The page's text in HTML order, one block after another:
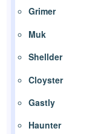
Grimer
Muk
Shellder
Cloyster
Gastly
Haunter